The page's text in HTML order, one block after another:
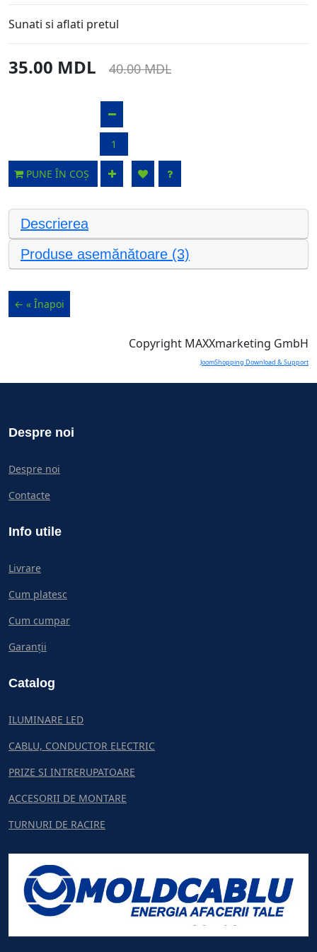
Sunati si aflati pretul
35.00 MDL 40.00 MDL
PUNE ÎN COȘ
Descrierea
Produse asemănătoare (3)
Copyright MAXXmarketing GmbH
JoomShopping Download & Support
Despre noi
Despre noi
Contacte
Info utile
Livrare
Cum platesc
Cum cumpar
Garanții
Catalog
ILUMINARE LED
CABLU, CONDUCTOR ELECTRIC
PRIZE SI INTRERUPATOARE
ACCESORII DE MONTARE
TURNURI DE RACIRE